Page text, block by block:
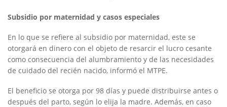
Subsidio por maternidad y casos especiales
En lo que se refiere al subsidio por maternidad, este se
otorgará en dinero con el objeto de resarcir el lucro cesante
como consecuencia del alumbramiento y de las necesidades
de cuidado del recién nacido, informó el MTPE.
El beneficio se otorga por 98 días y puede distribuirse antes o
después del parto, según lo elija la madre. Además, en caso